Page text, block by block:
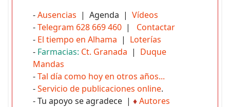
-Ausencias | Agenda | Vídeos
-Telegram 628 669 460 | Contactar
- El tiempo en Alhama | Loterías
- Farmacias: Ct. Granada | Duque
Mandas
-Tal día como hoy en otros años...
-Servicio de publicaciones online.
- Tu apoyo se agradece | ♦Autores